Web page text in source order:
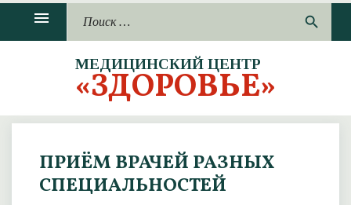
о
search
МЕДИЦИНСКИЙ ЦЕНТР
«ЗДОРОВЬЕ»
menu
ПРИЁМ ВРАЧЕЙ РАЗНЫХ
СПЕЦИАЛЬНОСТЕЙ